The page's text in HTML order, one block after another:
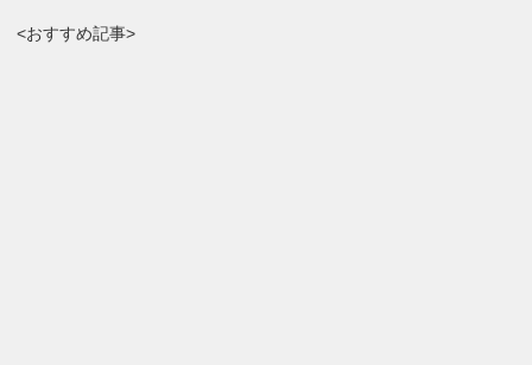
<おすすめ記事>